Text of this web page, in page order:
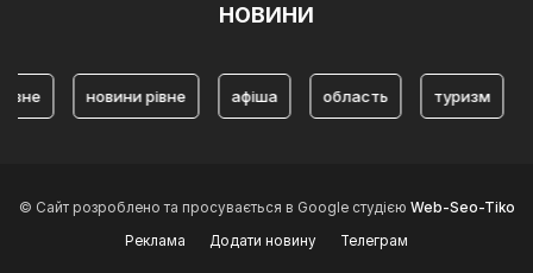
НОВИНИ
новини рівне афіша область туризм
© Сайт розроблено та просувається в Google студією Web-Seo-Tiko
Реклама
Додати новину Телеграм